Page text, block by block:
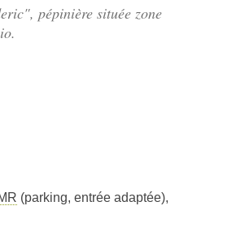
pépinière située zone
(parking, entrée adaptée),